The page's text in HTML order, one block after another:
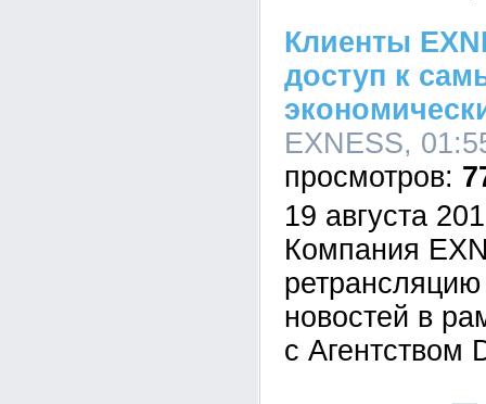
Клиенты
доступ к
EXNESS,
19 августа
Компания
новостей в
с Агентством